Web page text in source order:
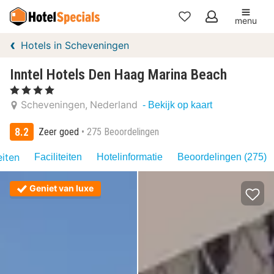
Mijn
menu
Hotels in Scheveningen
Inntel Hotels Den Haag Marina Beach
, 4 Sterren
Scheveningen Nederland - Bekijk op kaart
8.2 Zeer goed 275 Beoordelingen
Faciliteiten Hotelinformatie Beoordelingen (275)
Geniet van luxe